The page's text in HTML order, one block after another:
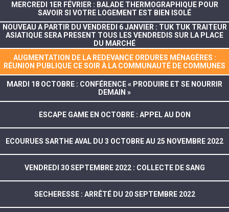
MERCREDI 1ER FÉVRIER : BALADE THERMOGRAPHIQUE POUR
SAVOIR SI VOTRE LOGEMENT EST BIEN ISOLÉ
NOUVEAU A PARTIR DU VENDREDI 6 JANVIER : TUK TUK TRAITEUR
ASIATIQUE SERA PRESENT TOUS LES VENDREDIS SUR LA PLACE
DU MARCHÉ
AUGMENTATION DE LA REDEVANCE ORDURES MÉNAGÈRES :
RÉUNION PUBLIQUE CE SOIR À LA COMMUNAUTÉ DE COMMUNES
MARDI 18 OCTOBRE : CONFÉRENCE « PRODUIRE ET SE NOURRIR
DEMAIN »
ESCAPE GAME EN OCTOBRE : APPEL AU DON
ECOURUES SARTHE AVAL DU 3 OCTOBRE AU 25 NOVEMBRE 2022
VENDREDI 30 SEPTEMBRE 2022 : COLLECTE DE SANG
SECHERESSE : ARRÊTÉ DU 20 SEPTEMBRE 2022